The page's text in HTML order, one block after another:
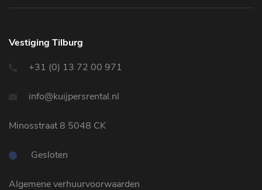
Vestiging Tilburg
+31 (0) 13 72 00 971
info@kuijpersrental.nl
Minosstraat 8 5048 CK
Gesloten
Algemene verhuurvoorwaarden